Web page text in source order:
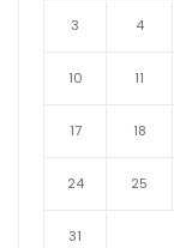
3 4
10 11
17 18
24 25
31